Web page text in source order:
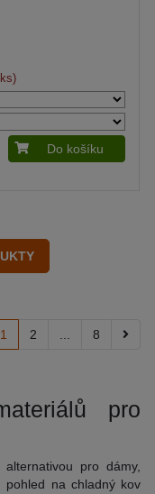
Do košíku
1 2 8
pro
pro dámy,
na chladný kov